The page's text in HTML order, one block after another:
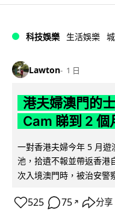
科技娛樂 生活娛樂
Lawton 1 日
港夫婦澳門的
Cam 睇到 2 個
一對香港夫婦今年 5 月
池，拾遺不報並帶返香港
次入境澳門時，被治安警
525 75 ↗ 分享